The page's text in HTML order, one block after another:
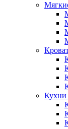
Кухни